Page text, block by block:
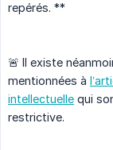
repérés. **
🚨 Il existe
mentionnées à
intellectuelle qui
restrictive.